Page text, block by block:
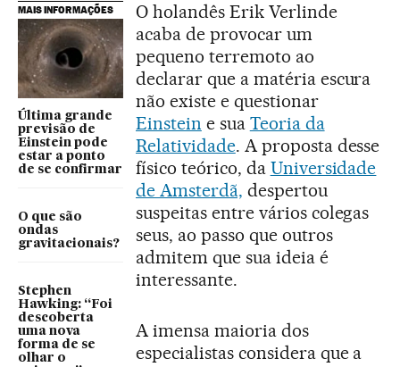
MAIS INFORMAÇÕES
Última grande
previsão de
Einstein pode
estar a ponto
de se confirmar
O que são
ondas
gravitacionais?
Stephen
Hawking: “Foi
descoberta
uma nova
forma de se
olhar o
O holandês Erik Verlinde
acaba de provocar um
pequeno terremoto ao
declarar que a matéria escura
não existe e questionar
Einstein e sua Teoria da
Relatividade. A proposta desse
físico teórico, da Universidade
de Amsterdã, despertou
suspeitas entre vários colegas
seus, ao passo que outros
admitem que sua ideia é
interessante.
A imensa maioria dos
especialistas considera que a